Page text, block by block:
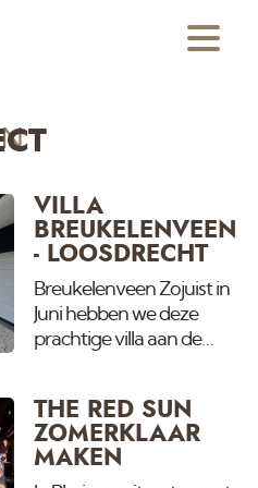
VILLA
BREUKELENVEEN
- LOOSDRECHT
Breukelenveen Zojuist in
Juni hebben we deze
prachtige villa aan de
buitenzijde heeft groot
ondehoud gehad en het
zwembad ook de aan de
THE RED SUN
ZOMERKLAAR
MAKEN